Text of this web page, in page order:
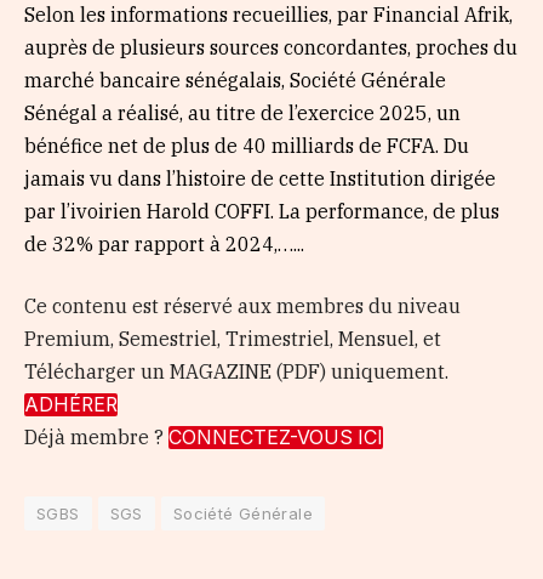
Selon les informations recueillies, par Financial Afrik,
auprès de plusieurs sources concordantes, proches du
marché bancaire sénégalais, Société Générale
Sénégal a réalisé, au titre de l’exercice 2025, un
bénéfice net de plus de 40 milliards de FCFA. Du
jamais vu dans l’histoire de cette Institution dirigée
par l’ivoirien Harold COFFI. La performance, de plus
de 32% par rapport à 2024,…...
Ce contenu est réservé aux membres du niveau
Premium, Semestriel, Trimestriel, Mensuel, et
Télécharger un MAGAZINE (PDF) uniquement.
ADHÉRER
Déjà membre ? CONNECTEZ-VOUS ICI
SGBS SGS Société Générale